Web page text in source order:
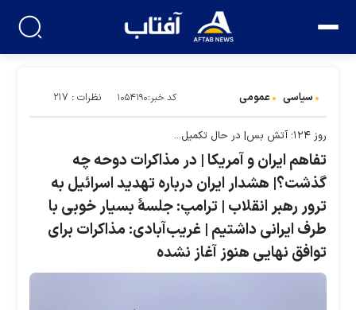
سیاسی عمومی کد خبر:۱۰۵۴۱۹۰ نظرات : ۲۱۷
روز ۱۲۴؛ آتش بس| در حال تکمیل...
تفاهم ایران و آمریکا | در مذاکرات دوحه چه
گذشت؟| هشدار ایران درباره تهدید اسرائیل به
ترور رهبر انقلاب | ترامپ: جلسۀ بسیار خوبی با
طرف ایرانی داشتیم | غریب‌آبادی: مذاکرات برای
توافق نهایی هنوز آغاز نشده